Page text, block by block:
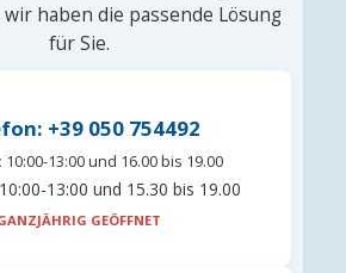
haben die passende Lösung
für Sie.
+39 050 754492
10:00-13:00 und 16.00 bis 19.00
10:00-13:00 und 15.30 bis 19.00
GEÖFFNET